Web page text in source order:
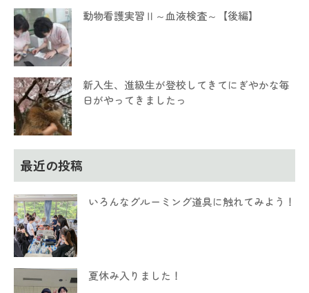
動物看護実習Ⅱ～血液検査～【後編】
新入生、進級生が登校してきてにぎやかな毎
日がやってきましたっ
最近の投稿
いろんなグルーミング道具に触れてみよう！
夏休み入りました！